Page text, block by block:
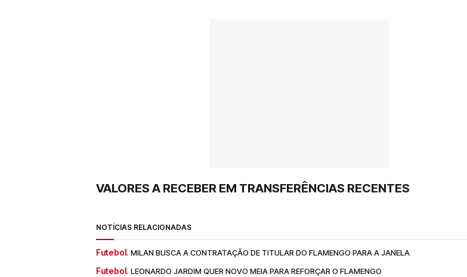
VALORES A RECEBER EM TRANSFERÊNCIAS RECENTES
NOTÍCIAS RELACIONADAS
Futebol. MILAN BUSCA A CONTRATAÇÃO DE TITULAR DO FLAMENGO PARA A JANELA
Futebol. LEONARDO JARDIM QUER NOVO MEIA PARA REFORÇAR O FLAMENGO